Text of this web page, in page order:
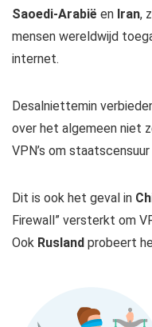
Saoedi-Arabië en Iran,
mensen wereldwijd
internet.
Desalniettemin
over het algemeen niet
VPN’s om
Dit is ook het geval in
Firewall” versterkt om
Ook Rusland probeert